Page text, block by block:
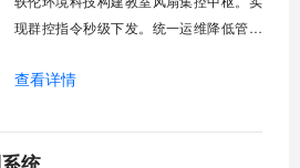
现群控指令秒级下发。统一运维降低管理
巡检盲区。保障教学环境温湿度适宜。数
块清单：远程集中控制。智能定时调度。
环境自适应调节。能耗监测统计。故障预
查看详情